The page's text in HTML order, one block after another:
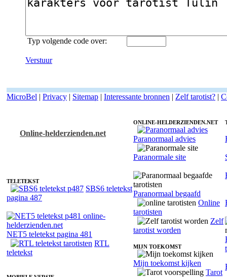
Typ volgende code over:
Verstuur
MicroBel | Privacy | Sitemap | Interessante bronnen | Zelf tarotist? |
Online-helderzienden.net
TELETEKST
SBS6 teletekst
pagina 487
NET5 teletekst pagina 481
RTL
teletekst
ONLINE-HELDERZIENDEN.NET
Paranormaal advies
Paranormale site
Paranormaal begaafd
Online
tarotisten
Zelf
tarotist worden
MIJN TOEKOMST
Mijn toekomst kijken
Tarot